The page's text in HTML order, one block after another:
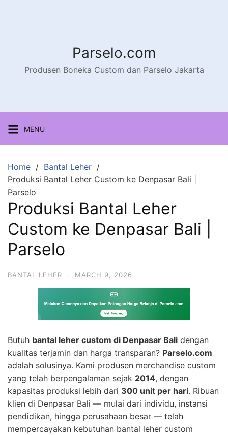
Parselo.com
Produsen Boneka Custom dan Parselo Jakarta
MENU
Home
Bantal Leher
Produksi Bantal Leher Custom ke Denpasar Bali |
Parselo
Produksi Bantal Leher
Custom ke Denpasar Bali |
Parselo
BANTAL LEHER · MARCH 9, 2026
Butuh bantal leher custom di Denpasar Bali dengan
kualitas terjamin dan harga transparan? Parselo.com
adalah solusinya. Kami produsen merchandise custom
yang telah berpengalaman sejak 2014, dengan
kapasitas produksi lebih dari 300 unit per hari. Ribuan
klien di Denpasar Bali — mulai dari individu, instansi
pendidikan, hingga perusahaan besar — telah
mempercayakan kebutuhan bantal leher custom